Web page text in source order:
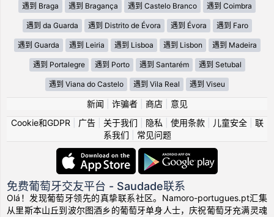
遇到 Braga 遇到 Bragança 遇到 Castelo Branco 遇到 Coimbra
遇到 da Guarda 遇到 Distrito de Évora 遇到 Évora 遇到 Faro
遇到 Guarda 遇到 Leiria 遇到 Lisboa 遇到 Lisbon 遇到 Madeira
遇到 Portalegre 遇到 Porto 遇到 Santarém 遇到 Setubal
遇到 Viana do Castelo 遇到 Vila Real 遇到 Viseu
新闻 诈骗者| 商店| 意见
Cookie和GDPR
广告| 关于我们 隐私 使用条款| 儿童安全| 联
系我们
常见问题
免费葡萄牙交友平台 - Saudade联系
Olá！发现葡萄牙领先的真挚联系社区。Namoro-portugues.pt汇集
从里斯本山丘到波尔图酒乡的葡萄牙单身人士，庆祝葡萄牙充满灵魂